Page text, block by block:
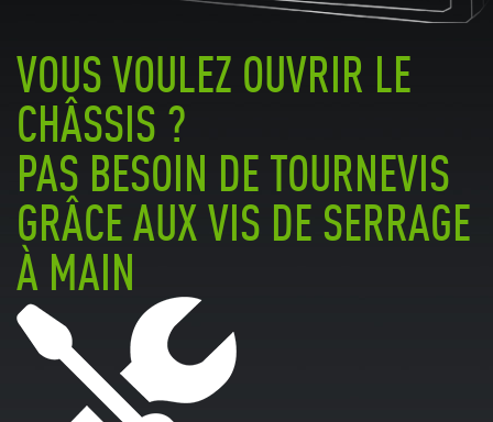
VOUS VOULEZ OUVRIR LE
CHÂSSIS ?
PAS BESOIN DE TOURNEVIS
GRÂCE AUX VIS DE SERRAGE
À MAIN